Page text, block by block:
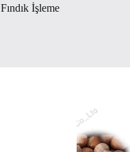
Fındık İşleme